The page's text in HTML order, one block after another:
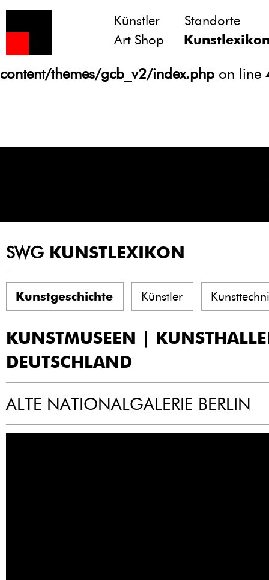
Notice
: Undefined variable: atts in
/homepages/21/d13550920/htdocs/
content/themes/gcb_v2/index.php on line
Künstler
Standorte
Art Shop
SWG KUNSTLEXIKON
Kunstgeschichte Künstler
KUNSTMUSEEN |
DEUTSCHLAND
ALTE NATIONALGALERIE BERLIN